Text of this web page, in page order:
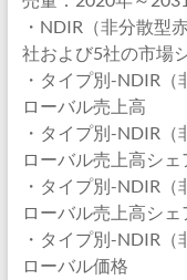
・NDIR（非分散型
社および5社の市場
・タイプ別-NDIR
ローバル売上高
・タイプ別-NDIR
ローバル売上高シ
・タイプ別-NDIR
ローバル売上高シ
・タイプ別-NDIR
ローバル価格